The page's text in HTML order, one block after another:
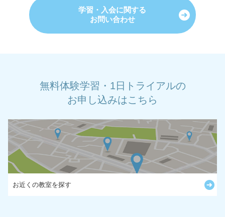
学習・入会に関する
お問い合わせ
無料体験学習・1日トライアルの
お申し込みはこちら
お近くの教室を探す